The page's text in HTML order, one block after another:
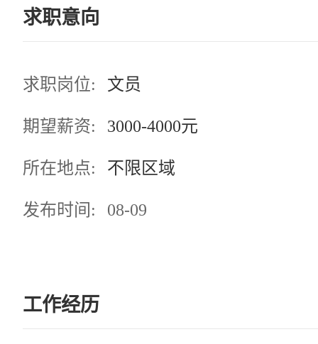
求职意向
求职岗位: 文员
期望薪资: 3000-4000元
所在地点: 不限区域
发布时间: 08-09
工作经历